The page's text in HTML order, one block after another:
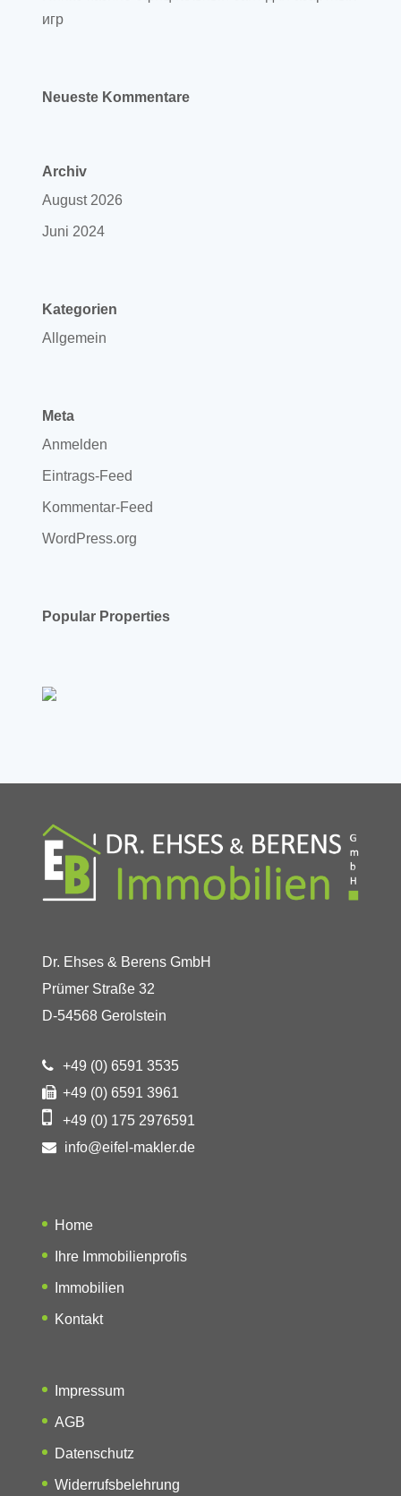
игр
Neueste Kommentare
Archiv
August 2026
Juni 2024
Kategorien
Allgemein
Meta
Anmelden
Eintrags-Feed
Kommentar-Feed
WordPress.org
Popular Properties
Dr. Ehses & Berens GmbH
Prümer Straße 32
D-54568 Gerolstein
+49 (0) 6591 3535
+49 (0) 6591 3961
+49 (0) 175 2976591
info@eifel-makler.de
Home
Ihre Immobilienprofis
Immobilien
Kontakt
Impressum
AGB
Datenschutz
Widerrufsbelehrung